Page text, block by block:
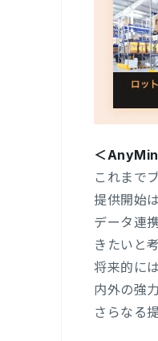
＜
これまで
提供開始
データ連
きたいと
将来的に
内外の強
さらなる